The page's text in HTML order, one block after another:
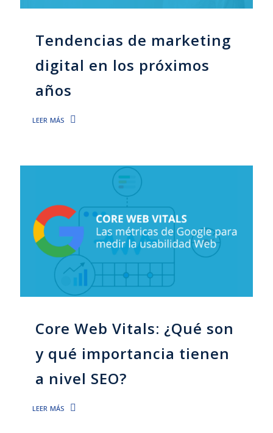
Tendencias de marketing
digital en los próximos
años
leer más
Core Web Vitals: ¿Qué son
y qué importancia tienen
a nivel SEO?
leer más